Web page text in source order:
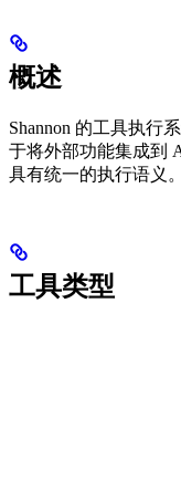
概述
Shannon 的工具执行
于将外部功能集成到
具有统一的执行语义。
工具类型